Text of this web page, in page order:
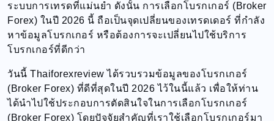
ระบบการเทรดที่แม่นยำ ดังนั้น การเลือกโบรกเกอร์ (Broker
Forex) ในปี 2026 นี้ ถือเป็นจุดเปลี่ยนของเทรดเดอร์ ที่กำลัง
หาข้อมูลโบรกเกอร์ หรือต้องการจะเปลี่ยนไปใช้บริการ
โบรกเกอร์ที่ดีกว่า
วันนี้ Thaiforexreview ได้รวบรวมข้อมูลของโบรกเกอร์
(Broker Forex) ที่ดีที่สุดในปี 2026 ไว้ในนี้แล้ว เพื่อให้ท่าน
ได้นำไปใช้ประกอบการตัดสินใจในการเลือกโบรกเกอร์
(Broker Forex) โดยปัจจัยสำคัญที่เราใช้เลือกโบรกเกอร์มา